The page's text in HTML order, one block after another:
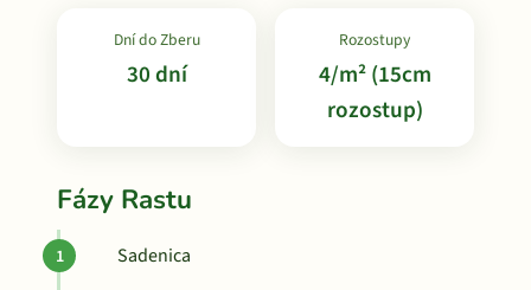
Dní do Zberu
30 dní
Rozostupy
4/m² (15cm
rozostup)
Fázy Rastu
Sadenica